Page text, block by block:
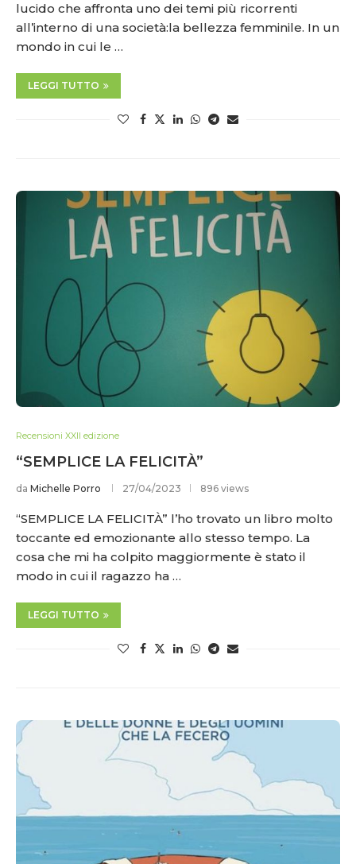
lucido che affronta uno dei temi più ricorrenti
all’interno di una società:la bellezza femminile. In un
mondo in cui le …
LEGGI TUTTO
Recensioni XXII edizione
“SEMPLICE LA FELICITÀ”
da Michelle Porro 27/04/2023 896 views
“SEMPLICE LA FELICITÀ” l’ho trovato un libro molto
toccante ed emozionante allo stesso tempo. La
cosa che mi ha colpito maggiormente è stato il
modo in cui il ragazzo ha …
LEGGI TUTTO